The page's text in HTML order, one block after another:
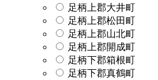
足柄上郡大井町
足柄上郡松田町
足柄上郡山北町
足柄上郡開成町
足柄下郡箱根町
足柄下郡真鶴町